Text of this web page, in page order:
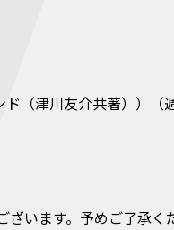
（津川友介共著））（
ます。予めご了承くだ